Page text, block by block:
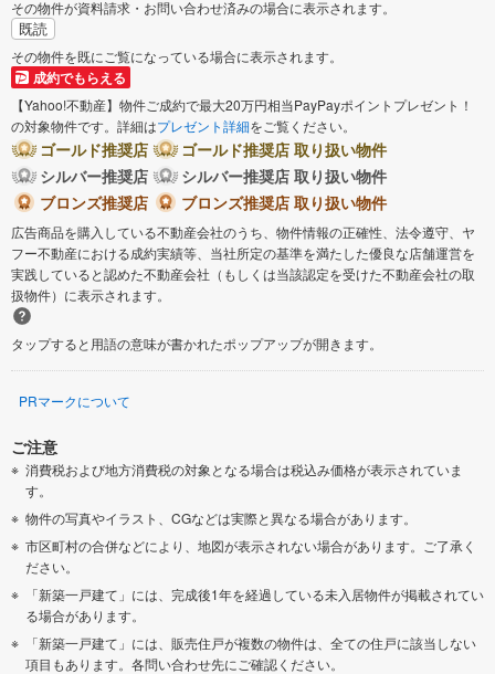
その物件が資料請求・お問い合わせ済みの場合に表示されます。
既読
その物件を既にご覧になっている場合に表示されます。
成約でもらえる
【Yahoo!不動産】物件ご成約で最大20万円相当PayPayポイントプレゼント！
の対象物件です。詳細はプレゼント詳細をご覧ください。
ゴールド推奨店
ゴールド推奨店 取り扱い物件
シルバー推奨店
シルバー推奨店 取り扱い物件
ブロンズ推奨店
ブロンズ推奨店 取り扱い物件
広告商品を購入している不動産会社のうち、物件情報の正確性、法令遵守、ヤ
フー不動産における成約実績等、当社所定の基準を満たした優良な店舗運営を
実践していると認めた不動産会社（もしくは当該認定を受けた不動産会社の取
扱物件）に表示されます。
タップすると用語の意味が書かれたポップアップが開きます。
PRマークについて
ご注意
消費税および地方消費税の対象となる場合は税込み価格が表示されていま
す。
物件の写真やイラスト、CGなどは実際と異なる場合があります。
市区町村の合併などにより、地図が表示されない場合があります。ご了承く
ださい。
「新築一戸建て」には、完成後1年を経過している未入居物件が掲載されてい
る場合があります。
「新築一戸建て」には、販売住戸が複数の物件は、全ての住戸に該当しない
項目もあります。各問い合わせ先にご確認ください。